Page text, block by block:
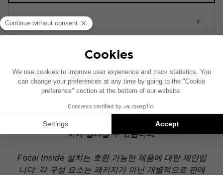
ACTIVE 6.0
기준으로 제작되었습니다. 차량에 특정 하이파이 옵션
이 장착되어 있는 경우, 도면에 표시된 구성 요소의 위
치가 달라질 수 있습니다.
Focal Inside 설치는 호환 가능한 제품에 대한 제안입
니다: 각 구성 요소는 패키지가 아닌 개별적으로 판매